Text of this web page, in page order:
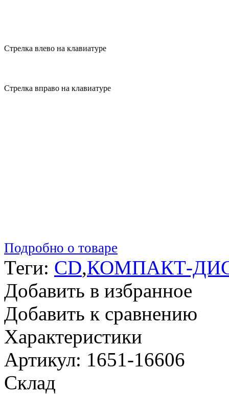
Стрелка влево на клавиатуре
Стрелка вправо на клавиатуре
Подробно о товаре
Теги: CD,КОМПАКТ-
Добавить в избранное
Добавить к сравнению
Характеристики
Артикул: 1651-16606
Склад